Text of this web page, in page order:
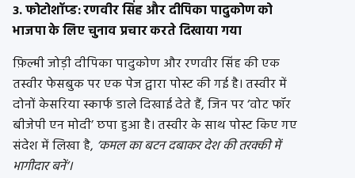
3. फोटोशॉप्ड: रणवीर सिंह और दीपिका पादुकोण को
भाजपा के लिए चुनाव प्रचार करते दिखाया गया
फ़िल्मी जोड़ी दीपिका पादुकोण और रणवीर सिंह की एक
तस्वीर फेसबुक पर एक पेज द्वारा पोस्ट की गई है। तस्वीर में
दोनों केसरिया स्कार्फ डाले दिखाई देते हैं, जिन पर ‘वोट फॉर
बीजेपी एन मोदी’ छपा हुआ है। तस्वीर के साथ पोस्ट किए गए
संदेश में लिखा है, ‘कमल का बटन दबाकर देश की तरक्की में
भागीदार बनें’।